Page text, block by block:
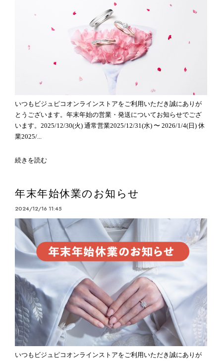
いつもビジュピコオンラインストアをご利用いただき誠にありが
とうございます。年末年始の営業・発送についてお知らせでござ
います。2025/12/30(火) 通常営業2025/12/31(水) 〜 2026/1/4(日) 休
業2025/...
続きを読む
年末年始休業のお知らせ
2024/12/16 11:45
いつもビジュピコオンラインストアをご利用いただき誠にありが